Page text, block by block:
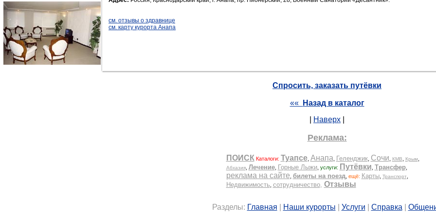
см. отзывы о здравнице
см. карту курорта Анапа
Спросить, заказать путёвки
««
Назад в каталог
Наверх
Реклама:
Разделы: Главная Наши курорты Услуги Справка